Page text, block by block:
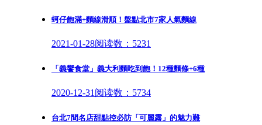
蚵仔飽滿+麵線滑順！盤點北市7家人氣麵線
2021-01-28阅读数：5231
「義饗食堂」義大利麵吃到飽！12種麵條+6種
2020-12-31 阅读数：5734
台北7間名店甜點控必訪「可麗露」的魅力難